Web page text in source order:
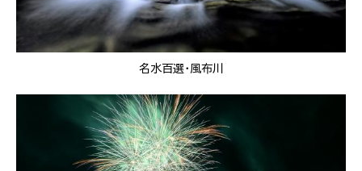
名水百選・風布川